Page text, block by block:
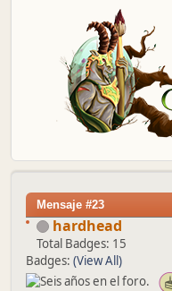
Mensaje #23
hardhead
Total Badges: 15
Badges: (View All)